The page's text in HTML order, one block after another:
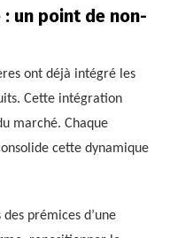
un point de non-
ont déjà intégré les
Cette intégration
marché. Chaque
cette dynamique
prémices d’une